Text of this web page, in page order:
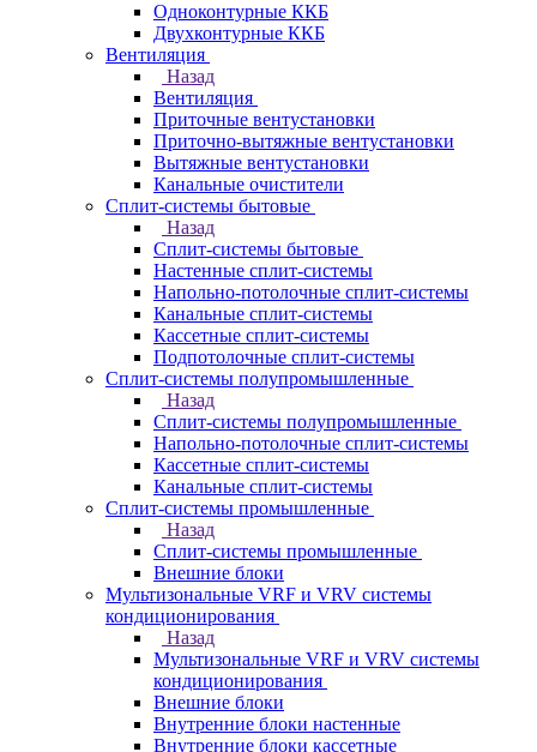
Одноконтурные ККБ
Двухконтурные ККБ
Вентиляция
Назад
Вентиляция
Приточные вентустановки
Приточно-вытяжные вентустановки
Вытяжные вентустановки
Канальные очистители
Сплит-системы бытовые
Назад
Сплит-системы бытовые
Настенные сплит-системы
Напольно-потолочные сплит-системы
Канальные сплит-системы
Кассетные сплит-системы
Подпотолочные сплит-системы
Сплит-системы полупромышленные
Назад
Сплит-системы полупромышленные
Напольно-потолочные сплит-системы
Кассетные сплит-системы
Канальные сплит-системы
Сплит-системы промышленные
Назад
Сплит-системы промышленные
Внешние блоки
Мультизональные VRF и VRV системы
кондиционирования
Назад
Мультизональные VRF и VRV системы
кондиционирования
Внешние блоки
Внутренние блоки настенные
Внутренние блоки кассетные